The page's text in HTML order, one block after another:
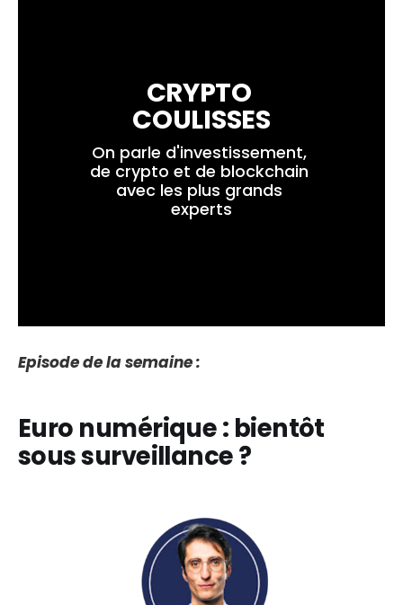
CRYPTO
COULISSES
On parle d'investissement,
de crypto et de blockchain
avec les plus grands
experts
Episode de la semaine :
Euro numérique : bientôt
sous surveillance ?